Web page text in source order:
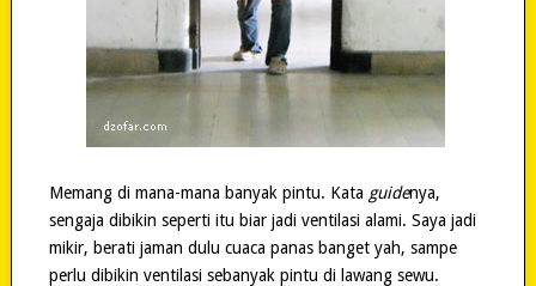
Memang di mana-mana banyak pintu. Kata guidenya,
sengaja dibikin seperti itu biar jadi ventilasi alami. Saya jadi
mikir, berati jaman dulu cuaca panas banget yah, sampe
perlu dibikin ventilasi sebanyak pintu di lawang sewu.